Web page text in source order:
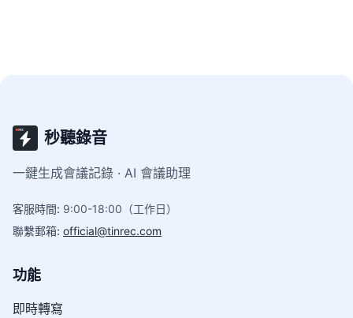
秒聽錄音
一鍵生成會議記錄 · AI 會議助理
客服時間: 9:00-18:00（工作日）
聯繫郵箱: official@tinrec.com
功能
即時轉寫